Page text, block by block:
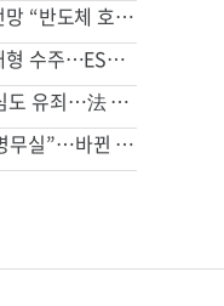
노동연, 6년 만에 고용률 하락 전망 “반도체 호황, 고용 파급 적어”
포스코퓨처엠, 첫 LFP 양극재 대형 수주…ESS 공략 본격화
다른 강아지 발로 찬 견주 항소심도 유죄…法 “날아갈 정도로 세게 차”
“이의신청은”, “국선변호사 유명무실”…바뀐 형소법에 경찰청 달려간 피해자단체